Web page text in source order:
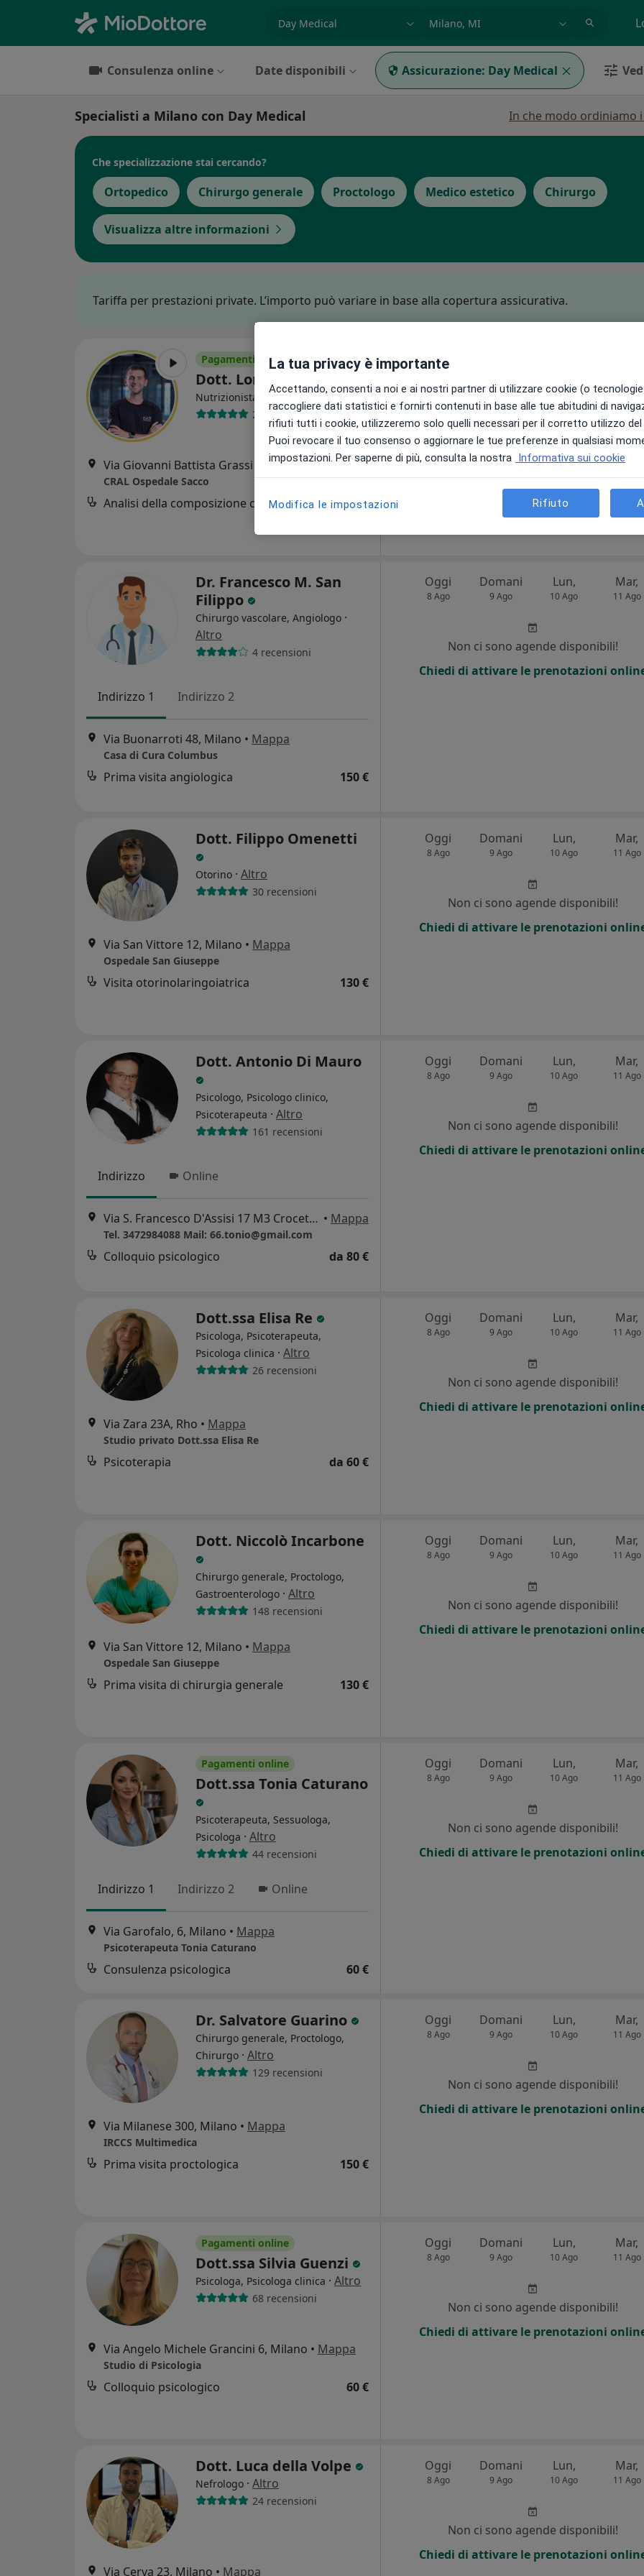
Consulenza online Date disponibili Assicurazione: Day Medical
Specialisti a Milano con Day Medical In che modo ordiniamo
Che specializzazione stai cercando?
Ortopedico Chirurgo generale Proctologo Medico estetico Chirurgo
Visualizza altre informazioni
Tariffa per prestazioni private. L’importo può variare in base alla copertura assicurativa.
Pagamenti online
Dott. Lorenzo Di Liscia
Nutrizionista, Chinesiologo·Altro
24 recensioni
Via Giovanni Battista Grassi 66, Milano• Mappa
CRAL Ospedale Sacco
Analisi della composizione corporea 50 €
Oggi
Non ci sono agende disponibili!
Chiedi di attivare le prenotazioni
Dr. Francesco M. San
Filippo
Chirurgo vascolare, Angiologo ·
Altro
4 recensioni
Indirizzo 1 Indirizzo 2
Via Buonarroti 48, Milano • Mappa
Casa di Cura Columbus
Prima visita angiologica 150 €
Oggi
8 Ago
Domani
9 Ago
Lun,
10 Ago
Mar,
11 Ago
Non ci sono agende disponibili!
Chiedi di attivare le prenotazioni
Dott. Filippo Omenetti
Otorino · Altro
30 recensioni
Via San Vittore 12, Milano • Mappa
Ospedale San Giuseppe
Visita otorinolaringoiatrica 130 €
Oggi
8 Ago
Domani
9 Ago
Lun,
10 Ago
Mar,
11 Ago
Non ci sono agende disponibili!
Chiedi di attivare le prenotazioni
Dott. Antonio Di Mauro
Psicologo, Psicologo clinico,
Psicoterapeuta · Altro
161 recensioni
Indirizzo Online
Via S. Francesco D'Assisi 17 M3 Crocetta - M4 S. Sofia, Milano • Mappa
Tel. 3472984088 Mail: 66.tonio@gmail.com
Colloquio psicologico da 80 €
Oggi
8 Ago
Domani
9 Ago
Lun,
10 Ago
Mar,
11 Ago
Non ci sono agende disponibili!
Chiedi di attivare le prenotazioni
Dott.ssa Elisa Re
Psicologa, Psicoterapeuta,
Psicologa clinica · Altro
26 recensioni
Via Zara 23A, Rho • Mappa
Studio privato Dott.ssa Elisa Re
Psicoterapia da 60 €
Oggi
8 Ago
Domani
9 Ago
Lun,
10 Ago
Mar,
11 Ago
Non ci sono agende disponibili!
Chiedi di attivare le prenotazioni
Dott. Niccolò Incarbone
Chirurgo generale, Proctologo,
Gastroenterologo · Altro
148 recensioni
Via San Vittore 12, Milano • Mappa
Ospedale San Giuseppe
Prima visita di chirurgia generale 130 €
Oggi
8 Ago
Domani
9 Ago
Lun,
10 Ago
Mar,
11 Ago
Non ci sono agende disponibili!
Chiedi di attivare le prenotazioni
Pagamenti online
Dott.ssa Tonia Caturano
Psicoterapeuta, Sessuologa,
Psicologa · Altro
44 recensioni
Indirizzo 1 Indirizzo 2 Online
Via Garofalo, 6, Milano • Mappa
Psicoterapeuta Tonia Caturano
Consulenza psicologica 60 €
Oggi
8 Ago
Domani
9 Ago
Lun,
10 Ago
Mar,
11 Ago
Non ci sono agende disponibili!
Chiedi di attivare le prenotazioni
Dr. Salvatore Guarino
Chirurgo generale, Proctologo,
Chirurgo · Altro
129 recensioni
Via Milanese 300, Milano • Mappa
IRCCS Multimedica
Prima visita proctologica 150 €
Oggi
8 Ago
Domani
9 Ago
Lun,
10 Ago
Mar,
11 Ago
Non ci sono agende disponibili!
Chiedi di attivare le prenotazioni
Pagamenti online
Dott.ssa Silvia Guenzi
Psicologa, Psicologa clinica · Altro
68 recensioni
Via Angelo Michele Grancini 6, Milano • Mappa
Studio di Psicologia
Colloquio psicologico 60 €
Oggi
8 Ago
Domani
9 Ago
Lun,
10 Ago
Mar,
11 Ago
Non ci sono agende disponibili!
Chiedi di attivare le prenotazioni
Dott. Luca della Volpe
Nefrologo · Altro
24 recensioni
Via Cerva 23, Milano • Mappa
Oggi
8 Ago
Domani
9 Ago
Lun,
10 Ago
Mar,
11 Ago
Non ci sono agende disponibili!
Chiedi di attivare le prenotazioni
La tua privacy è importante
Accettando, consenti a noi e ai nostri partner di utilizzare cookie (o
raccogliere dati statistici e fornirti contenuti in base alle tue abitudini di
rifiuti tutti i cookie, utilizzeremo solo quelli necessari per il corretto utilizzo
Puoi revocare il tuo consenso o aggiornare le tue preferenze in qualsiasi
impostazioni. Per saperne di più, consulta la nostra Informativa sui cookie
Modifica le impostazioni Rifiuto